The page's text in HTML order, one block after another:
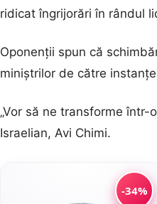
ridicat îngrijorări în rândul
Oponenții spun că
miniștrilor de către
„Vor să ne transforme
Israelian, Avi Chimi.
-34%